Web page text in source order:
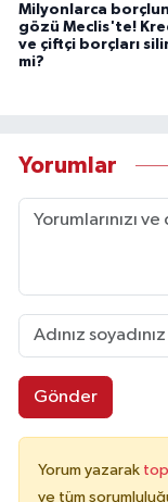
Milyonlarca
gözü Meclis'te!
ve çiftçi borçları
mi?
Yorumlar
Gönder
Yorum yazarak
ve tüm